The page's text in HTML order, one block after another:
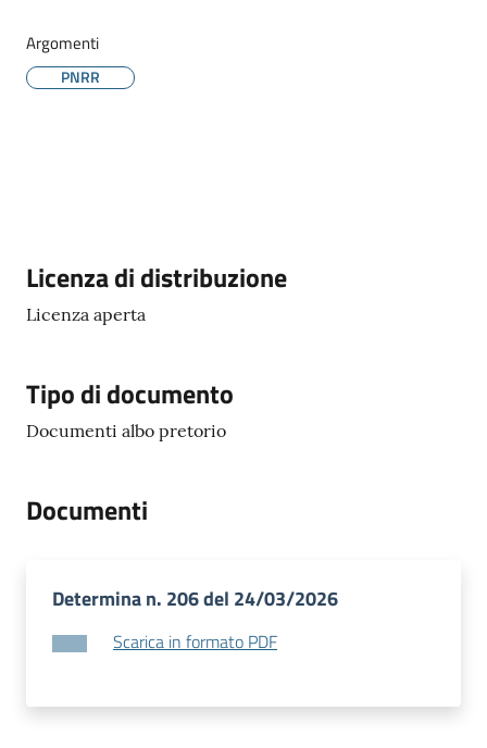
Argomenti
PNRR
Descrizione
Licenza di distribuzione
Licenza aperta
Tipo di documento
Documenti albo pretorio
Documenti
Determina n. 206 del 24/03/2026
Scarica in formato PDF